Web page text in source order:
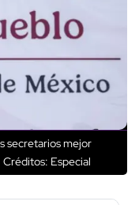
secretarios mejor
Créditos: Especial